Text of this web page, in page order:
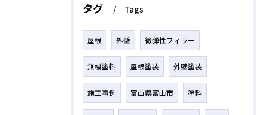
タグ Tags
屋根 外壁 微弾性フィラー
無機塗料 屋根塗装 外壁塗装
施工事例 富山県富山市 塗料